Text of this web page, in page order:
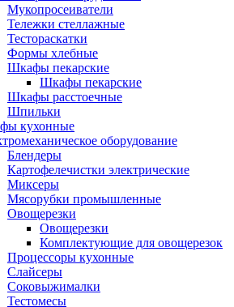
Мукопросеиватели
Тележки стеллажные
Тестораскатки
Формы хлебные
Шкафы пекарские
Шкафы пекарские
Шкафы расстоечные
Шпильки
кухонные
оборудование
Блендеры
Картофелечистки электрические
Миксеры
Мясорубки промышленные
Овощерезки
Овощерезки
Комплектующие для овощерезок
Процессоры кухонные
Слайсеры
Соковыжималки
Тестомесы